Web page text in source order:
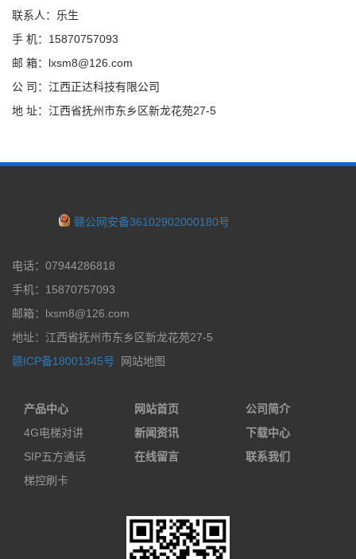
联系人：乐生
手 机：15870757093
邮 箱：lxsm8@126.com
公 司：江西正达科技有限公司
地 址：江西省抚州市东乡区新龙花苑27-5
赣公网安备36102902000180号
电话：07944286818
手机：15870757093
邮箱：lxsm8@126.com
地址：江西省抚州市东乡区新龙花苑27-5
赣ICP备18001345号
网站地图
产品中心
4G电梯对讲
SIP五方通话
梯控刷卡
网站首页
公司简介
新闻资讯
下载中心
在线留言
联系我们